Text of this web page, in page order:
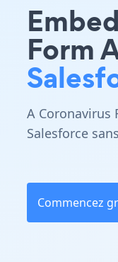
Form
A Coronavirus
Salesforce
Commencez